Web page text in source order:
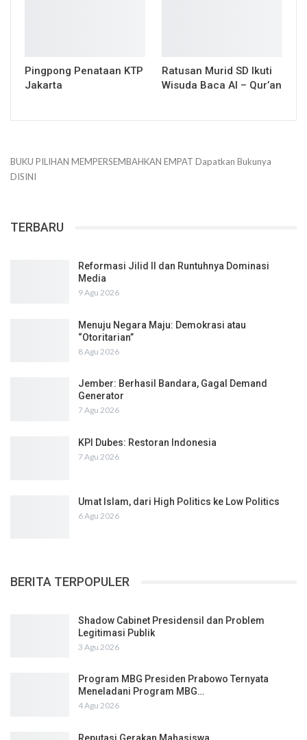
Pingpong Penataan KTP
Jakarta
Ratusan Murid SD Ikuti
Wisuda Baca Al – Qur’an
BUKU PILIHAN MEMPERSEMBAHKAN EMPAT Dapatkan Bukunya
DISINI
TERBARU
Reformasi Jilid II dan Runtuhnya Dominasi
Media
9 Agu 2026
Menuju Negara Maju: Demokrasi atau
“Otoritarian”
8 Agu 2026
Jember: Berhasil Bandara, Gagal Demand
Generator
7 Agu 2026
KPI Dubes: Restoran Indonesia
7 Agu 2026
Umat Islam, dari High Politics ke Low Politics
6 Agu 2026
BERITA TERPOPULER
Shadow Cabinet Presidensil dan Problem
Legitimasi Publik
3 Agu 2026
Program MBG Presiden Prabowo Ternyata
Meneladani Program MBG…
4 Agu 2026